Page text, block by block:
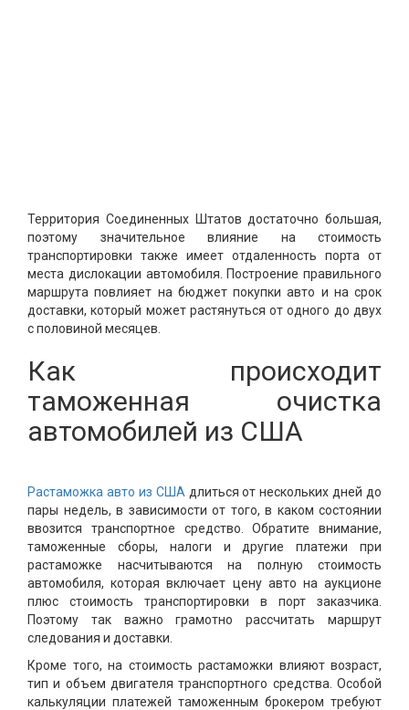
Территория Соединенных Штатов достаточно большая,
поэтому значительное влияние на стоимость
транспортировки также имеет отдаленность порта от
места дислокации автомобиля. Построение правильного
маршрута повлияет на бюджет покупки авто и на срок
доставки, который может растянуться от одного до двух
с половиной месяцев.
Как происходит
таможенная очистка
автомобилей из США
Растаможка авто из США длиться от нескольких дней до
пары недель, в зависимости от того, в каком состоянии
ввозится транспортное средство. Обратите внимание,
таможенные сборы, налоги и другие платежи при
растаможке насчитываются на полную стоимость
автомобиля, которая включает цену авто на аукционе
плюс стоимость транспортировки в порт заказчика.
Поэтому так важно грамотно рассчитать маршрут
следования и доставки.
Кроме того, на стоимость растаможки влияют возраст,
тип и объем двигателя транспортного средства. Особой
калькуляции платежей таможенным брокером требуют